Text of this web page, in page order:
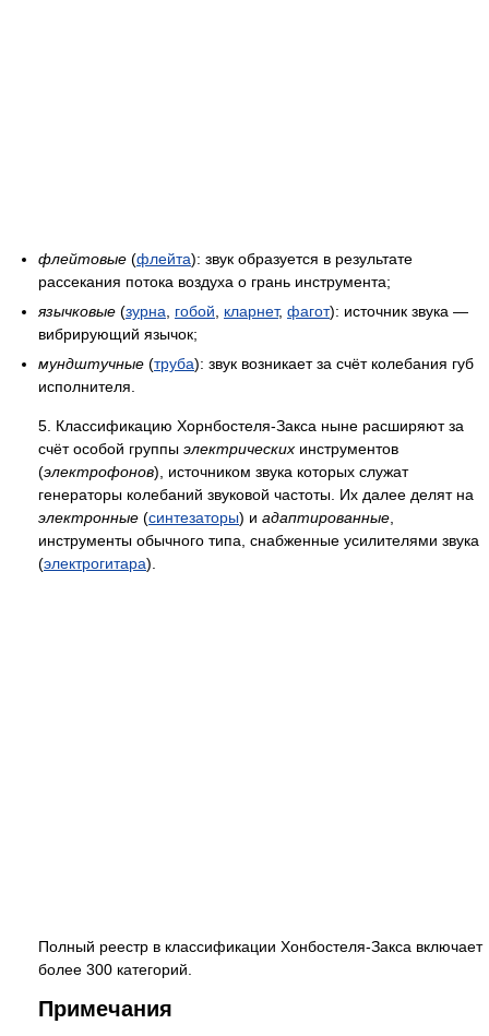
флейтовые (флейта): звук образуется в результате
рассекания потока воздуха о грань инструмента;
язычковые (зурна гобой кларнет, фагот): источник звука —
вибрирующий язычок;
мундштучные (труба): звук возникает за счёт колебания губ
исполнителя.
5. Классификацию Хорнбостеля-Закса ныне расширяют за
счёт особой группы электрических инструментов
(электрофонов), источником звука которых служат
генераторы колебаний звуковой частоты. Их далее делят на
электронные (синтезаторы) и адаптированные
инструменты обычного типа, снабженные усилителями звука
(электрогитара).
Полный реестр в классификации Хонбостеля-Закса включает
более 300 категорий.
Примечания